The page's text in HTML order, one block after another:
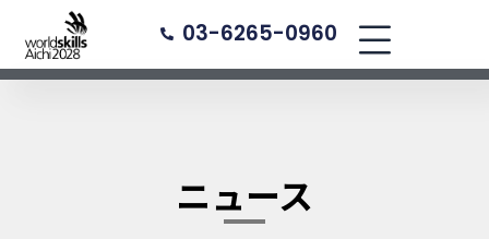
を
03-6265-0960
ニュース